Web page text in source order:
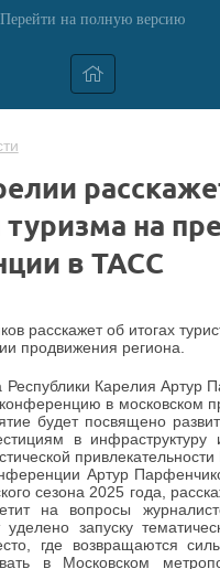
Перейти на полную версию
на
в ТАСС
расскажет об итогах
продвижения региона.
Республики Карелия Артур
в московском
будет посвящено
в инфраструктуру
привлекательности
Артур
сезона 2025 года,
на вопросы
запуску
где возвращаются
в Московском